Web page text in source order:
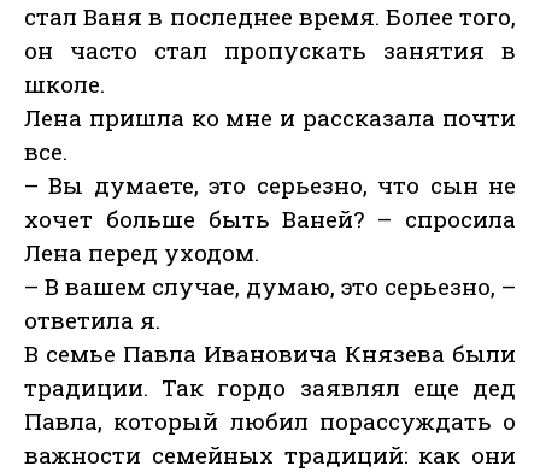
стал Ваня в последнее время. Более того,
он часто стал пропускать занятия в
школе.
Лена пришла ко мне и рассказала почти
все.
– Вы думаете, это серьезно, что сын не
хочет больше быть Ваней? – спросила
Лена перед уходом.
– В вашем случае, думаю, это серьезно, –
ответила я.
В семье Павла Ивановича Князева были
традиции. Так гордо заявлял еще дед
Павла, который любил порассуждать о
важности семейных традиций: как они